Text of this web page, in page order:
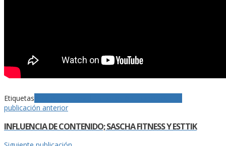
Etiquetas
publicación anterior
INFLUENCIA DE CONTENIDO; SASCHA FITNESS Y ESTTIK